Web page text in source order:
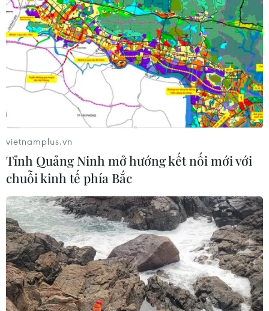
vietnamplus.vn
Tỉnh Quảng Ninh mở hướng kết nối mới với
chuỗi kinh tế phía Bắc